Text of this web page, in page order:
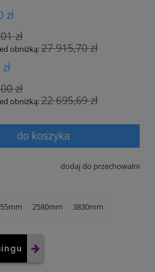
zł
zł
obniżką:27 915,70 zł
zł
obniżką:22 695,69 zł
do koszyka
dodaj do przechowalni
2580mm 3830mm